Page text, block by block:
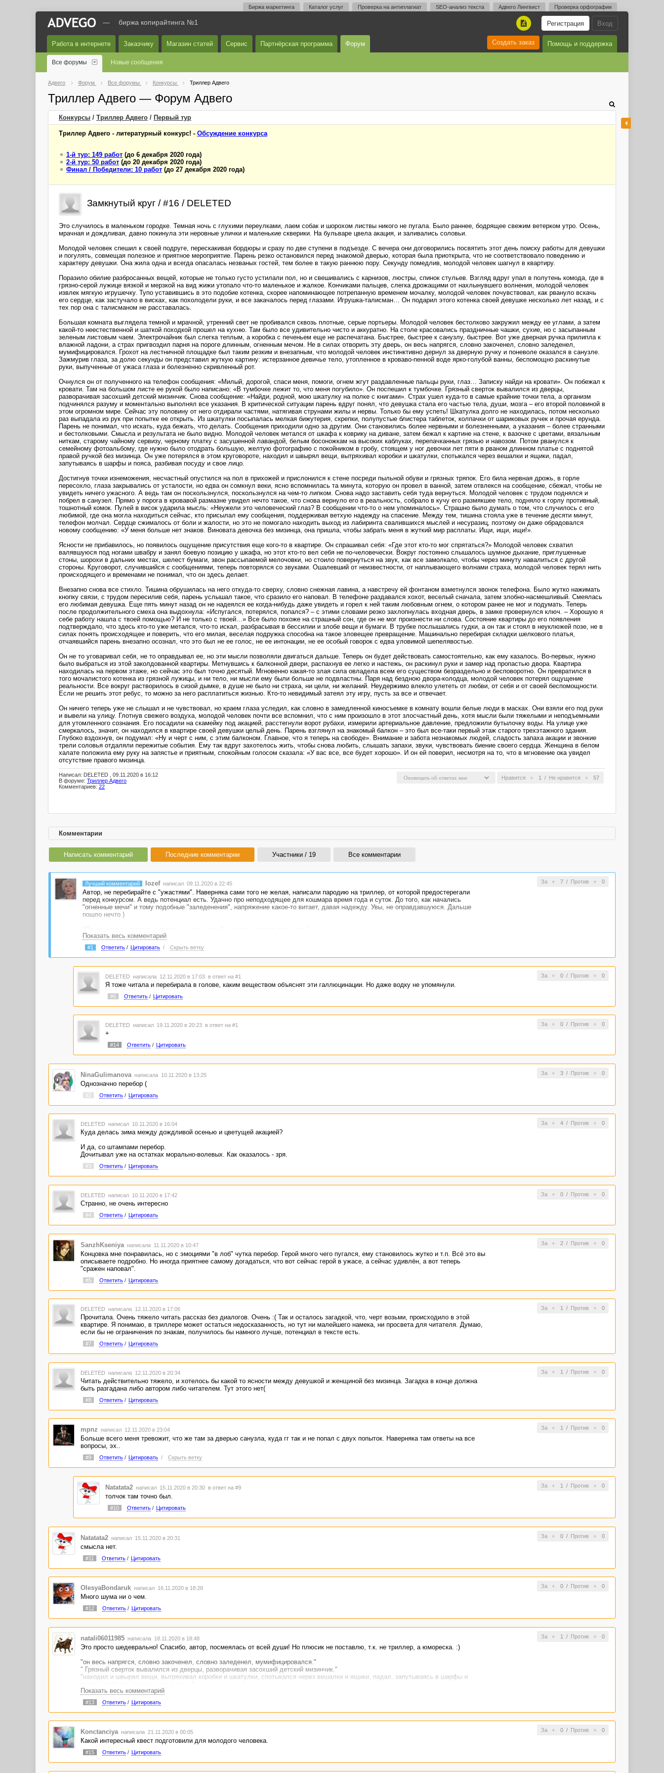
Биржа маркетинга Каталог услуг Проверка на антиплагиат SEO-анализ текста Адвего Лингвист Проверка орфографии
Вход
Регистрация
A
— биржа копирайтинга №1
Работа в интернете Заказчику Магазин статей Сервис Партнёрская программа Форум Помощь и поддержка
Создать заказ
Все форумы Новые сообщения
Адвего Форум Все форумы Конкурсы Триллер Адвего
Триллер Адвего — Форум Адвего
Конкурсы / Триллер Адвего / Первый тур
Триллер Адвего - литературный конкурс! - Обсуждение конкурса
1-й тур: 149 работ (до 6 декабря 2020 года)
2-й тур: 50 работ (до 20 декабря 2020 года)
Финал / Победители: 10 работ (до 27 декабря 2020 года)
Замкнутый круг / #16 / DELETED
Это случилось в маленьком городке. Темная ночь с глухими переулками, лаем собак и шорохом листвы никого не пугала. Было раннее, бодрящее свежим ветерком утро. Осень,
мрачная и дождливая, давно покинула эти неровные улички и маленькие скверики. На бульваре цвела акация, и заливались соловьи.
Молодой человек спешил к своей подруге, перескакивая бордюры и сразу по две ступени в подъезде. С вечера они договорились посвятить этот день поиску работы для девушки
и погулять, совмещая полезное и приятное мероприятие. Парень резко остановился перед знакомой дверью, которая была приоткрыта, что не соответствовало поведению и
характеру девушки. Она жила одна и всегда опасалась незваных гостей, тем более в такую раннюю пору. Секунду помедлив, молодой человек шагнул в квартиру.
Поразило обилие разбросанных вещей, которые не только густо устилали пол, но и свешивались с карнизов, люстры, спинок стульев. Взгляд вдруг упал в полутень комода, где в
грязно-серой лужице вязкой и мерзкой на вид жижи утопало что-то маленькое и жалкое. Кончиками пальцев, слегка дрожащими от нахлынувшего волнения, молодой человек
извлек мягкую игрушечку. Тупо уставившись в это подобие котенка, скорее напоминающее потрепанную временем мочалку, молодой человек почувствовал, как рвануло вскачь
его сердце, как застучало в висках, как похолодели руки, и все закачалось перед глазами. Игрушка-талисман… Он подарил этого котенка своей девушке несколько лет назад, и с
тех пор она с талисманом не расставалась.
Большая комната выглядела темной и мрачной, утренний свет не пробивался сквозь плотные, серые портьеры. Молодой человек бестолково закружил между ее углами, а затем
какой-то неестественной и шаткой походкой прошел на кухню. Там было все удивительно чисто и аккуратно. На столе красовались праздничные чашки, сухие, но с засыпанным
зеленым листовым чаем. Электрочайник был слегка теплым, а коробка с печеньем еще не распечатана. Быстрее, быстрее к санузлу, быстрее. Вот уже дверная ручка прилипла к
влажной ладони, а страх пригвоздил парня на пороге длинным, огненным мечом. Не в силах отворить эту дверь, он весь напрягся, словно закоченел, словно заледенел,
мумифицировался. Грохот на лестничной площадке был таким резким и внезапным, что молодой человек инстинктивно дернул за дверную ручку и поневоле оказался в санузле.
Зажмурив глаза, за долю секунды он представил жуткую картину: истерзанное девичье тело, утопленное в кроваво-пенной воде ярко-голубой ванны, беспомощно раскинутые
руки, выпученные от ужаса глаза и болезненно скривленный рот.
Очнулся он от полученного на телефон сообщения: «Милый, дорогой, спаси меня, помоги, огнем жгут раздавленные пальцы руки, глаз… Записку найди на кровати». Он побежал к
кровати. Там на большом листе ее рукой было написано: «В тумбочке лежит то, что меня погубило». Он поспешил к тумбочке. Грязный сверток вывалился из дверцы,
разворачивая засохший детский мизинчик. Снова сообщение: «Найди, родной, мою шкатулку на полке с книгами». Страх ушел куда-то в самые крайние точки тела, а организм
подчинялся разуму и моментально выполнял все указания. В критической ситуации парень вдруг понял, что девушка стала его частью тела, души, мозга – его второй половиной в
этом огромном мире. Сейчас эту половину от него отдирали частями, натягивая струнами жилы и нервы. Только бы ему успеть! Шкатулка долго не находилась, потом несколько
раз выпадала из рук при попытке ее открыть. Из шкатулки посыпалась мелкая бижутерия, скрепки, полупустые блистера таблеток, колпачки от шариковых ручек и прочая ерунда.
Парень не понимал, что искать, куда бежать, что делать. Сообщения приходили одно за другим. Они становились более нервными и болезненными, а указания – более странными
и бестолковыми. Смысла и результата не было видно. Молодой человек метался от шкафа к коврику на диване, затем бежал к картине на стене, к вазочке с цветами, вязальным
ниткам, старому чайному сервизу, черному платку с засушенной лавандой, белым босоножкам на высоких каблуках, перепачканных грязью и навозом. Потом рванулся к
семейному фотоальбому, где нужно было отодрать большую, желтую фотографию с покойником в гробу, стоящем у ног девочки лет пяти в рваном длинном платье с поднятой
правой ручкой без мизинца. Он уже потерялся в этом круговороте, находил и швырял вещи, вытряхивал коробки и шкатулки, спотыкался через вешалки и ящики, падал,
запутываясь в шарфы и пояса, разбивая посуду и свое лицо.
Достигнув точки изнеможения, несчастный опустился на пол в прихожей и прислонился к стене посреди пыльной обуви и грязных тряпок. Его била нервная дрожь, в горле
пересохло, глаза закрывались от усталости, но едва он сомкнул веки, ясно вспомнилась та минута, которую он провел в ванной, затем отвлекся на сообщение, сбежал, чтобы не
увидеть ничего ужасного. А ведь там он поскользнулся, поскользнулся на чем-то липком. Снова надо заставить себя туда вернуться. Молодой человек с трудом поднялся и
побрел в санузел. Прямо у порога в кровавой размазне увидел нечто такое, что снова вернуло его в реальность, собрало в кучу его размякшее тело, подняло к горлу противный,
тошнотный комок. Пулей в висок ударила мысль: «Неужели это человеческий глаз? В сообщении что-то о нем упоминалось». Страшно было думать о том, что случилось с его
любимой, где она могла находиться сейчас, кто присылал ему сообщения, поддерживая ветхую надежду на спасение. Между тем, тишина стояла уже в течение десяти минут,
телефон молчал. Сердце сжималось от боли и жалости, но это не помогало находить выход из лабиринта свалившихся мыслей и несуразиц, поэтому он даже обрадовался
новому сообщению: «У меня больше нет знаков. Виновата девочка без мизинца, она пришла, чтобы забрать меня в жуткий мир расплаты. Ищи, ищи, ищи!».
Ясности не прибавилось, но появилось ощущение присутствия еще кого-то в квартире. Он спрашивал себя: «Где этот кто-то мог спрятаться?» Молодой человек схватил
валявшуюся под ногами швабру и занял боевую позицию у шкафа, но этот кто-то вел себя не по-человечески. Вокруг постоянно слышалось шумное дыхание, приглушенные
стоны, шорохи в дальних местах, шелест бумаги, звон рассыпаемой мелочовки, но стоило повернуться на звук, как все замолкало, чтобы через минуту навалиться с другой
стороны. Круговорот, случившийся с сообщениями, теперь повторялся со звуками. Ошалевший от неизвестности, от наплывающего волнами страха, молодой человек терял нить
происходящего и временами не понимал, что он здесь делает.
Внезапно снова все стихло. Тишина обрушилась на него откуда-то сверху, словно снежная лавина, а навстречу ей фонтаном взметнулся звонок телефона. Было жутко нажимать
кнопку связи, с трудом пересилив себя, парень услышал такое, что сразило его наповал. В телефоне раздавался хохот, веселый сначала, затем злобно-насмешливый. Смеялась
его любимая девушка. Еще пять минут назад он не надеялся ее когда-нибудь даже увидеть и горел к ней таким любовным огнем, о котором ранее не мог и подумать. Теперь
после продолжительного смеха она выдохнула: «Испугался, потерялся, попался? – с этими словами резко захлопнулась входная дверь, в замке провернулся ключ. – Хорошую я
себе работу нашла с твоей помощью? И не только с твоей…» Все было похоже на страшный сон, где он не мог произнести ни слова. Состояние квартиры до его появления
подтверждало, что здесь кто-то уже метался, что-то искал, разбрасывая в бессилии и злобе вещи и бумаги. В трубке послышались гудки, а он так и стоял в неуклюжей позе, не в
силах понять происходящее и поверить, что его милая, веселая подружка способна на такое зловещее превращение. Машинально перебирая складки шелкового платья,
отчаявшийся парень внезапно осознал, что это был не ее голос, не ее интонации, не ее особый говорок с едва уловимой шепелявостью.
Он не то уговаривал себя, не то оправдывал ее, но эти мысли позволяли двигаться дальше. Теперь он будет действовать самостоятельно, как ему казалось. Во-первых, нужно
было выбраться из этой заколдованной квартиры. Метнувшись к балконной двери, распахнув ее легко и настежь, он раскинул руки и замер над пропастью двора. Квартира
находилась на первом этаже, но сейчас это был точно десятый. Мгновенно какая-то злая сила овладела всем его существом безраздельно и бесповоротно. Он превратился в
того мочалистого котенка из грязной лужицы, и ни тело, ни мысли ему были больше не подвластны. Паря над бездною двора-колодца, молодой человек потерял ощущение
реальности. Все вокруг растворилось в сизой дымке, в душе не было ни страха, ни цели, ни желаний. Неудержимо влекло улететь от любви, от себя и от своей беспомощности.
Если не решить этот ребус, то можно за него расплатиться жизнью. Кто-то невидимый затеял эту игру, пусть за все и отвечает.
Он ничего теперь уже не слышал и не чувствовал, но краем глаза уследил, как словно в замедленной киносъемке в комнату вошли белые люди в масках. Они взяли его под руки
и вывели на улицу. Глотнув свежего воздуха, молодой человек почти все вспомнил, что с ним произошло в этот злосчастный день, хотя мысли были тяжелыми и неподъемными
для утомленного сознания. Его посадили на скамейку под акацией, расстегнули ворот рубахи, измерили артериальное давление, предложили бутылочку воды. На улице уже
смеркалось, значит, он находился в квартире своей девушки целый день. Парень взглянул на знакомый балкон – это был все-таки первый этаж старого трехэтажного здания.
Глубоко вздохнув, он подумал: «Ну и черт с ним, с этим балконом. Главное, что я теперь на свободе». Внимание и забота незнакомых людей, сладость запаха акации и звонкие
трели соловья отдаляли пережитые события. Ему так вдруг захотелось жить, чтобы снова любить, слышать запахи, звуки, чувствовать биение своего сердца. Женщина в белом
халате положила ему руку на запястье и приятным, спокойным голосом сказала: «У вас все, все будет хорошо». И он ей поверил, несмотря на то, что в мгновение ока увидел
отсутствие правого мизинца.
Нравится 1 / Не нравится 57
Написал: DELETED , 09.11.2020 в 16:12
В форуме: Триллер Адвего
Комментариев: 22
Комментарии
Написать комментарий Последние комментарии Участники / 19 Все комментарии
За 7/ Против 0
Лучший комментарий Iozef написал 09.11.2020 в 22:45
Автор, не перебирайте с "ужастями". Наверняка сами того не желая, написали пародию на триллер, от которой предостерегали
перед конкурсом. А ведь потенциал есть. Удачно про неподходящее для кошмара время года и суток. До того, как начались
"огненные мечи" и тому подобные "заледенения", напряжение какое-то витает, давая надежду. Увы, не оправдавшуюся. Дальше
пошло нечто )
"Они становились более нервными и болезненными" - занервничаешь, когда до пальцев на зубах добрались. А пока давили пальцы
рук, девушка была спокойной и расслабленной, в телефоне печатала... ногами.
"белым босоножкам на высоких каблуках, перепачканных грязью и навозом" - всё ясно, подруга ГГ работает дояркой.
Так, срочно, чего накурился ваш герой? События должны объясняться реалистично, значит, он под ЛСД?
Показать весь комментарий
#1 Ответить/ Цитировать / Скрыть ветку
За 0/ Против 0
DELETED написала 12.11.2020 в 17:03 в ответ на #1
Я тоже читала и перебирала в голове, каким веществом объяснят эти галлюцинации. Но даже водку не упомянули.
#6 Ответить/ Цитировать
За 0/ Против 0
DELETED написал 19.11.2020 в 20:23 в ответ на #1
+
#14 Ответить/ Цитировать
За 3/ Против 0
NinaGulimanova написала 10.11.2020 в 13:25
Однозначно перебор (
#2 Ответить/ Цитировать
За 4/ Против 0
DELETED написал 10.11.2020 в 16:04
Куда делась зима между дождливой осенью и цветущей акацией?
И да, со штампами перебор.
Дочитывал уже на остатках морально-волевых. Как оказалось - зря.
#3 Ответить/ Цитировать
За 0/ Против 0
DELETED написал 10.11.2020 в 17:42
Странно, не очень интересно
#4 Ответить/ Цитировать
За 2/ Против 0
SanzhKseniya написала 11.11.2020 в 10:47
Концовка мне понравилась, но с эмоциями "в лоб" чутка перебор. Герой много чего пугался, ему становилось жутко и т.п. Всё это вы
описываете подробно. Но иногда приятнее самому догадаться, что вот сейчас герой в ужасе, а сейчас удивлён, а вот теперь
"сражен наповал".
#5 Ответить/ Цитировать
За 1 / Против 0
DELETED написала 12.11.2020 в 17:06
Прочитала. Очень тяжело читать рассказ без диалогов. Очень :( Так и осталось загадкой, что, черт возьми, происходило в этой
квартире. Я понимаю, в триллере может остаться недосказанность, но тут ни малейшего намека, ни просвета для читателя. Думаю,
если бы не ограничения по знакам, получилось бы намного лучше, потенциал в тексте есть.
#7 Ответить/ Цитировать
За 1 / Против 0
DELETED написала 12.11.2020 в 20:34
Читать действительно тяжело, и хотелось бы какой то ясности между девушкой и женщиной без мизинца. Загадка в конце должна
быть разгадана либо автором либо читателем. Тут этого нет(
#8 Ответить/ Цитировать
За 1 / Против 0
mpnz написал 12.11.2020 в 23:04
Больше всего меня тревожит, что же там за дверью санузла, куда гг так и не попал с двух попыток. Наверняка там ответы на все
вопросы, эх..
#9 Ответить/ Цитировать / Скрыть ветку
За 1 / Против 0
Natatata2 написал 15.11.2020 в 20:30 в ответ на #9
толчок там точно был.
#10 Ответить/ Цитировать
За 0/ Против 0
Natatata2 написал 15.11.2020 в 20:31
смысла нет.
#11 Ответить/ Цитировать
За 0/ Против 0
OlesyaBondaruk написал 16.11.2020 в 18:28
Много шума ни о чем.
#12 Ответить/ Цитировать
За 1 / Против 0
natali06011985 написала 18.11.2020 в 18:48
Это просто шедеврально! Спасибо, автор, посмеялась от всей души! Но плюсик не поставлю, т.к. не триллер, а юмореска. :)
"он весь напрягся, словно закоченел, словно заледенел, мумифицировался."
" Грязный сверток вывалился из дверцы, разворачивая засохший детский мизинчик."
"находил и швырял вещи, вытряхивал коробки и шкатулки, спотыкался через вешалки и ящики, падал, запутываясь в шарфы и
"после продолжительного смеха она выдохнула: «Испугался, потерялся, попался?"
Обожаю глаголы!
Показать весь комментарий
#13 Ответить/ Цитировать
За 0/ Против 0
Konctanciya написала 21.11.2020 в 00:05
Какой интересный квест подготовили для молодого человека.
#15 Ответить/ Цитировать